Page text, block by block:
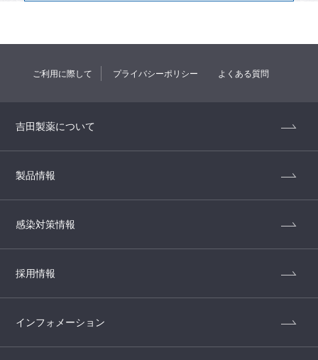
ご利用に際して プライバシーポリシー よくある質問
吉田製薬について
製品情報
感染対策情報
採用情報
インフォメーション